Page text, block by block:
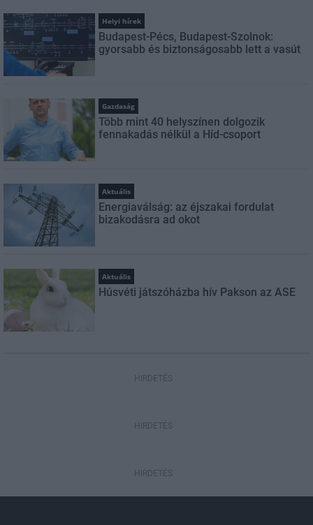
Helyi hírek
Budapest-Pécs, Budapest-Szolnok:
gyorsabb és biztonságosabb lett a vasút
Gazdaság
Több mint 40 helyszínen dolgozik
fennakadás nélkül a Híd-csoport
Aktuális
Energiaválság: az éjszakai fordulat
bizakodásra ad okot
Aktuális
Húsvéti játszóházba hív Pakson az ASE
HIRDETÉS
HIRDETÉS
HIRDETÉS